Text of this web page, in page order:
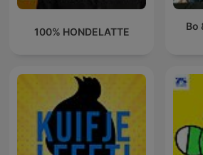
100% HONDELATTE
Bo